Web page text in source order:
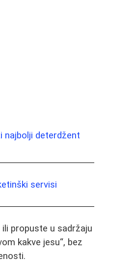
najbolji deterdžent
servisi
propuste u sadržaju
kakve jesu“, bez